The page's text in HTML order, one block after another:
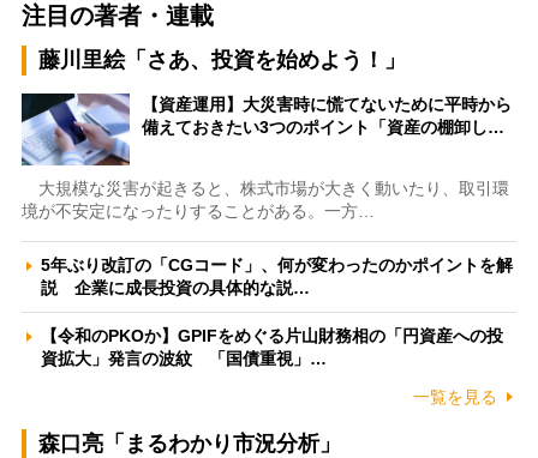
注目の著者・連載
藤川里絵「さあ、投資を始めよう！」
【資産運用】大災害時に慌てないために平時から
備えておきたい3つのポイント「資産の棚卸し…
大規模な災害が起きると、株式市場が大きく動いたり、取引環
境が不安定になったりすることがある。一方…
5年ぶり改訂の「CGコード」、何が変わったのかポイントを解
説 企業に成長投資の具体的な説…
【令和のPKOか】GPIFをめぐる片山財務相の「円資産への投
資拡大」発言の波紋 「国債重視」…
一覧を見る
森口亮「まるわかり市況分析」